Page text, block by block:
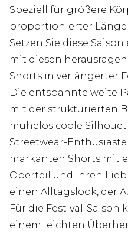
Speziell für größere
proportionierter Länge
Setzen Sie diese
mit diesen
Shorts in verlängerter
Die entspannte weite
mit der strukturierten
mühelos coole
Streetwear-
markanten Shorts mit
Oberteil und Ihren
einen Alltagslook, der
Für die Festival-Saison
einem leichten